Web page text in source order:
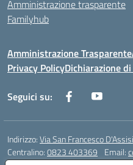
Amministrazione trasparente
Familyhub
Amministrazione Trasparente
Privacy PolicyDichiarazione
Seguici su:
Indirizzo:Via San Francesco
Centralino:0823 403369 Email: